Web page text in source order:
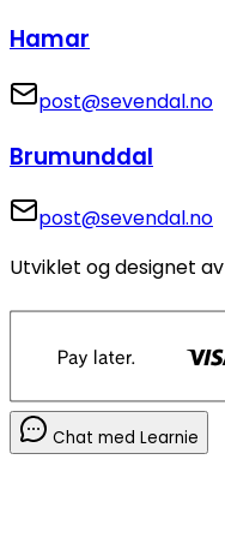
Hamar
post@sevendal.no
Brumunddal
post@sevendal.no
Utviklet og designet av
Chat med Learnie